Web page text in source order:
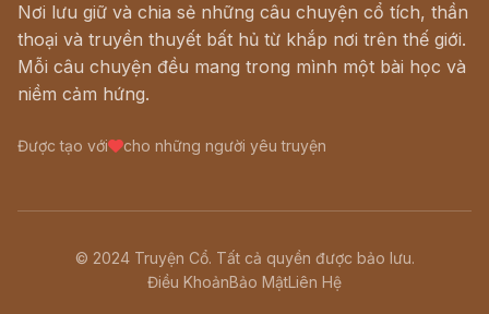
Nơi lưu giữ và chia sẻ những câu chuyện cổ tích, thần
thoại và truyền thuyết bất hủ từ khắp nơi trên thế giới.
Mỗi câu chuyện đều mang trong mình một bài học và
niềm cảm hứng.
Được tạo với cho những người yêu truyện
© 2024 Truyện Cổ. Tất cả quyền được bảo lưu.
Điều KhoảnBảo MậtLiên Hệ